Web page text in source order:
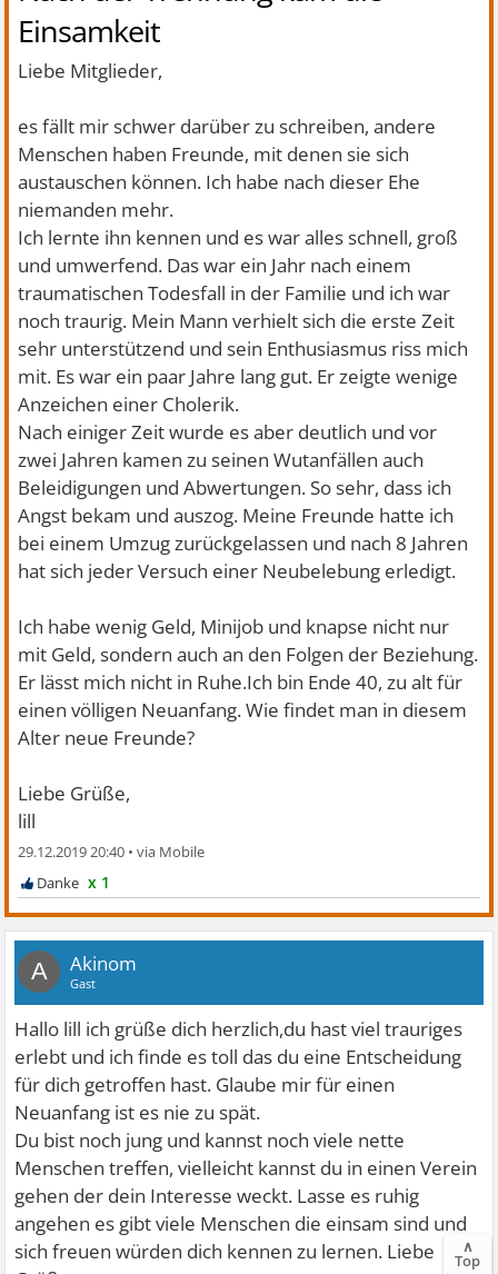
Einsamkeit
Liebe Mitglieder,
es fällt mir schwer darüber zu schreiben, andere
Menschen haben Freunde, mit denen sie sich
austauschen können. Ich habe nach dieser Ehe
niemanden mehr.
Ich lernte ihn kennen und es war alles schnell, groß
und umwerfend. Das war ein Jahr nach einem
traumatischen Todesfall in der Familie und ich war
noch traurig. Mein Mann verhielt sich die erste Zeit
sehr unterstützend und sein Enthusiasmus riss mich
mit. Es war ein paar Jahre lang gut. Er zeigte wenige
Anzeichen einer Cholerik.
Nach einiger Zeit wurde es aber deutlich und vor
zwei Jahren kamen zu seinen Wutanfällen auch
Beleidigungen und Abwertungen. So sehr, dass ich
Angst bekam und auszog. Meine Freunde hatte ich
bei einem Umzug zurückgelassen und nach 8 Jahren
hat sich jeder Versuch einer Neubelebung erledigt.
Ich habe wenig Geld, Minijob und knapse nicht nur
mit Geld, sondern auch an den Folgen der Beziehung.
Er lässt mich nicht in Ruhe.Ich bin Ende 40, zu alt für
einen völligen Neuanfang. Wie findet man in diesem
Alter neue Freunde?
Liebe Grüße,
lill
29.12.2019 20:40 •
x 1
A Akinom
Gast
Hallo lill ich grüße dich herzlich,du hast viel trauriges
erlebt und ich finde es toll das du eine Entscheidung
für dich getroffen hast. Glaube mir für einen
Neuanfang ist es nie zu spät.
Du bist noch jung und kannst noch viele nette
Menschen treffen, vielleicht kannst du in einen Verein
gehen der dein Interesse weckt. Lasse es ruhig
angehen es gibt viele Menschen die einsam sind und
sich freuen würden dich kennen zu lernen. Liebe
∧
Top